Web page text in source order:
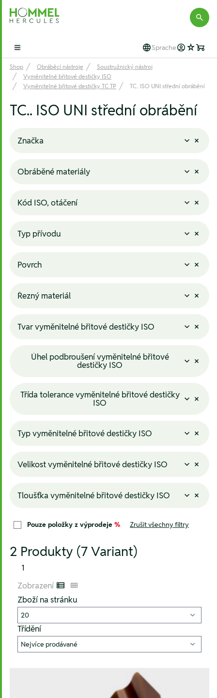
Hommel Hercules
Open main menu Sprache
Shop Obráběcí nástroje
Soustružnický nástroj
Vyměnitelné břitové destičky ISO
Vyměnitelné břitové destičky TC TP
TC.. ISO UNI střední obrábění
TC.. ISO UNI střední obrábění
Značka
Obráběné materiály
Kód ISO, otáčení
Typ přívodu
Povrch
Řezný materiál
Tvar vyměnitelné břitové destičky ISO
Úhel podbroušení vyměnitelné břitové
destičky ISO
Třída tolerance vyměnitelné břitové destičky
ISO
Typ vyměnitelné břitové destičky ISO
Velikost vyměnitelné břitové destičky ISO
Tloušťka vyměnitelné břitové destičky ISO
Pouze položky z výprodeje % Zrušit všechny filtry
2 Produkty (7 Variant)
1
Zobrazení Listenansicht
Kachelansicht
Zboží na stránku
Třídění